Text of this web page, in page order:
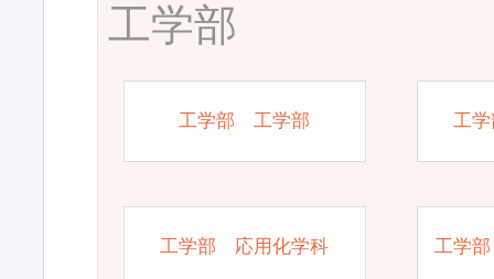
工学部
工学部 工学部 工
工学部 応用化学科 工学